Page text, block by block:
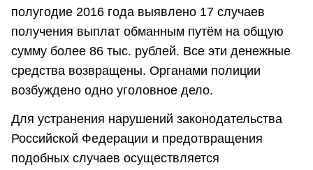
полугодие 2016 года выявлено 17 случаев
получения выплат обманным путём на общую
сумму более 86 тыс. рублей. Все эти денежные
средства возвращены. Органами полиции
возбуждено одно уголовное дело.
Для устранения нарушений законодательства
Российской Федерации и предотвращения
подобных случаев осуществляется